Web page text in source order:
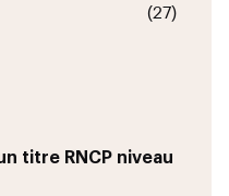
(27)
titre RNCP niveau